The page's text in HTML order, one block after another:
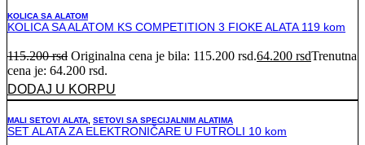
KOLICA SA ALATOM
KOLICA SA ALATOM KS COMPETITION 3 FIOKE ALATA 119 kom
115.200rsd Originalna cena je bila: 115.200 rsd.64.200 rsdTrenutna
cena je: 64.200 rsd.
DODAJ U KORPU
MALI SETOVI ALATA SETOVI SA SPECIJALNIM ALATIMA
SET ALATA ZA ELEKTRONIČARE U FUTROLI 10 kom